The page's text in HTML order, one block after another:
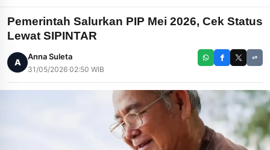
Pemerintah Salurkan PIP Mei 2026, Cek Status
Lewat SIPINTAR
A
Anna Suleta
31/05/2026 02:50 WIB